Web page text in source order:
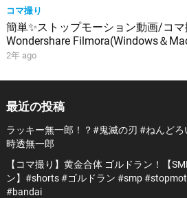
コマ撮り
簡単✨ストップモーション動画/コマ
Wondershare Filmora(Windows＆
2年 ago
最近の投稿
ラッキー無一郎！？#鬼滅の刃 #ねんど
時透無一郎
【コマ撮り】黄金合体 ゴルドラン！【
ン】#shorts #ゴルドラン #smp
#bandai